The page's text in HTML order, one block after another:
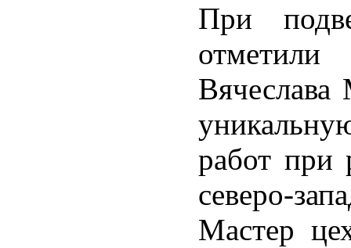
При
отметили
работ при
северо-
Мастер